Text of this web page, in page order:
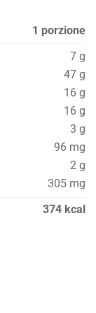
1 porzione
7 g
47 g
16 g
16 g
3 g
96 mg
2 g
305 mg
374 kcal